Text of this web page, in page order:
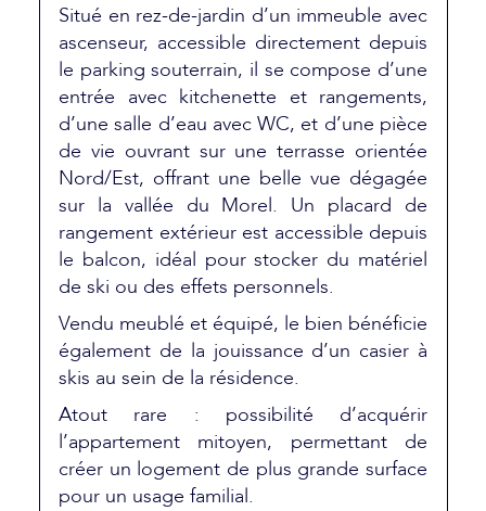
Situé en rez-de-jardin d’un immeuble avec
ascenseur, accessible directement depuis
le parking souterrain, il se compose d’une
entrée avec kitchenette et rangements,
d’une salle d’eau avec WC, et d’une pièce
de vie ouvrant sur une terrasse orientée
Nord/Est, offrant une belle vue dégagée
sur la vallée du Morel. Un placard de
rangement extérieur est accessible depuis
le balcon, idéal pour stocker du matériel
de ski ou des effets personnels.
Vendu meublé et équipé, le bien bénéficie
également de la jouissance d’un casier à
skis au sein de la résidence.
Atout rare : possibilité d’acquérir
l’appartement mitoyen, permettant de
créer un logement de plus grande surface
pour un usage familial.